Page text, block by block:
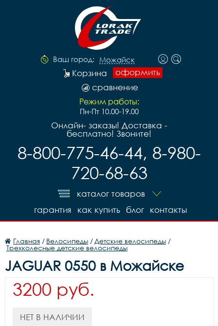
Ваш город: Можайск
оформить
Корзина
сравнение
Режим работы:
Пн-Пт 10.00-19.00
Онлайн- заказы! Доставка -
бесплатно! Звоните!
8-800-775-46-44, 8-980-
720-68-63
каталог товаров
контакты
блог
как купить
гарантия
Главная / Велосипеды / Детские велосипеды /
Трехколесные детские велосипеды
JAGUAR 0550 в Можайске
3200 руб.
НЕТ В НАЛИЧИИ